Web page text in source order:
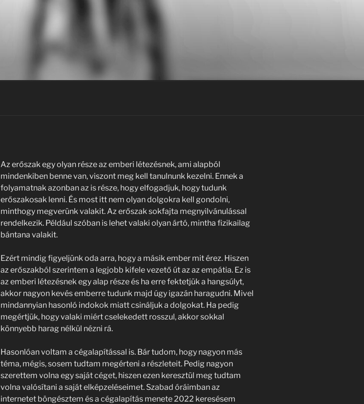
Az erőszak egy olyan része az emberi létezésnek, ami alapból
mindenkiben benne van, viszont meg kell tanulnunk kezelni. Ennek a
folyamatnak azonban az is része, hogy elfogadjuk, hogy tudunk
erőszakosak lenni. És most itt nem olyan dolgokra kell gondolni,
minthogy megverünk valakit. Az erőszak sokfajta megnyilvánulással
rendelkezik. Például szóban is lehet valaki olyan ártó, mintha fizikailag
bántana valakit.
Ezért mindig figyeljünk oda arra, hogy a másik ember mit érez. Hiszen
az erőszakból szerintem a legjobb kifele vezető út az az empátia. Ez is
az emberi létezésnek egy alap része és ha erre fektetjük a hangsúlyt,
akkor nagyon kevés emberre tudunk majd úgy igazán haragudni. Mivel
mindannyian hasonló indokok miatt csináljuk a dolgokat. Ha pedig
megértjük, hogy valaki miért cselekedett rosszul, akkor sokkal
könnyebb harag nélkül nézni rá.
Hasonlóan voltam a cégalapítással is. Bár tudom, hogy nagyon más
téma, mégis, sosem tudtam megérteni a részleteit. Pedig nagyon
szerettem volna egy saját céget, hiszen ezen keresztül meg tudtam
volna valósítani a saját elképzeléseimet. Szabad óráimban az
internetet böngésztem és a cégalapítás menete 2022 keresésem